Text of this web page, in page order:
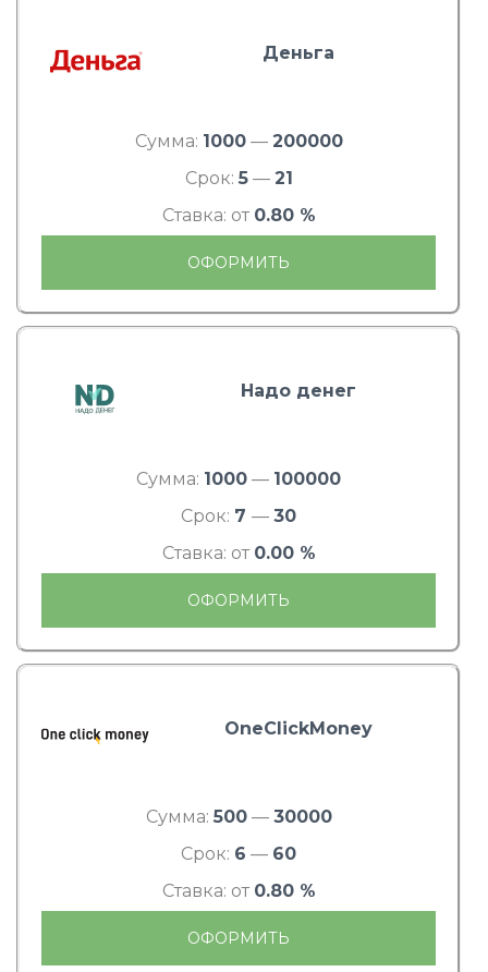
Деньга
Сумма: 1000— 200000
Срок: 5— 21
Ставка: от 0.80 %
ОФОРМИТЬ
Надо денег
Сумма: 1000 — 100000
Срок: 7 — 30
Ставка: от 0.00 %
ОФОРМИТЬ
OneClickMoney
Сумма: 500— 30000
Срок: 6 — 60
Ставка: от 0.80 %
ОФОРМИТЬ